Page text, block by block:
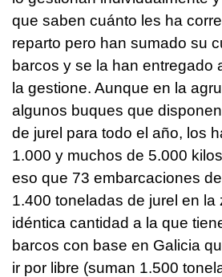
que saben cuánto les ha
reparto pero han sumado su
barcos y se la han entregado
la gestione. Aunque en la
algunos buques que
de jurel para todo el año, los
1.000 y muchos de 5.000
eso que 73 embarcaciones
1.400 toneladas de jurel en la
idéntica cantidad a la que
barcos con base en Galicia
ir por libre (suman 1.500